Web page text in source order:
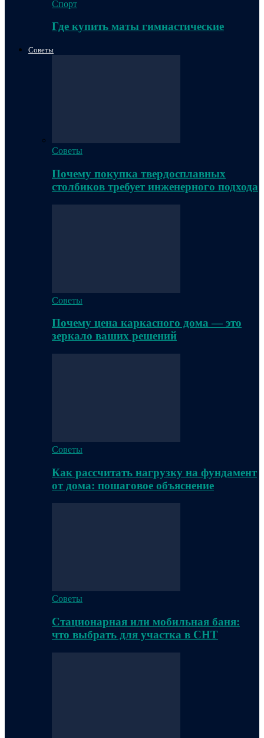
Спорт
Где купить маты гимнастические
Советы
Советы
Почему покупка твердосплавных
столбиков требует инженерного подхода
Советы
Почему цена каркасного дома — это
зеркало ваших решений
Советы
Как рассчитать нагрузку на фундамент
от дома: пошаговое объяснение
Советы
Стационарная или мобильная баня:
что выбрать для участка в СНТ